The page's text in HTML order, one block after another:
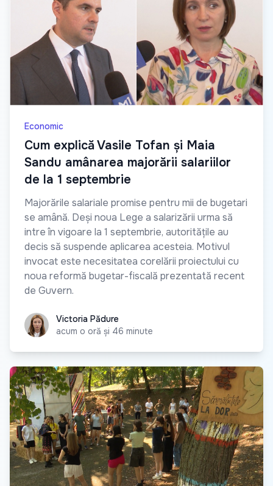
Economic
Cum explică Vasile Tofan și Maia
Sandu amânarea majorării salariilor
de la 1 septembrie
Majorările salariale promise pentru mii de bugetari
se amână. Deși noua Lege a salarizării urma să
intre în vigoare la 1 septembrie, autoritățile au
decis să suspende aplicarea acesteia. Motivul
invocat este necesitatea corelării proiectului cu
noua reformă bugetar-fiscală prezentată recent
de Guvern.
Victoria Pădure
Victoria Pădure
acum o oră și 46 minute